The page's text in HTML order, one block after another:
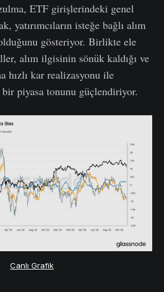
ETF girişlerindeki genel
yatırımcıların isteğe bağlı alım
gösteriyor. Birlikte ele
alım ilgisinin sönük kaldığı ve
hızlı kar realizasyonu ile
bir piyasa tonunu güçlendiriyor.
Canlı Grafik